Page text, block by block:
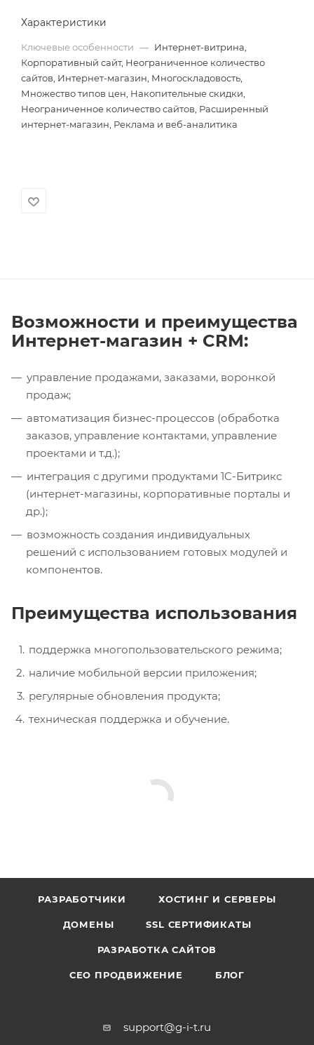
Характеристики
Ключевые особенности — Интернет-витрина,
Корпоративный сайт, Неограниченное количество
сайтов, Интернет-магазин, Многоскладовость,
Множество типов цен, Накопительные скидки,
Неограниченное количество сайтов, Расширенный
интернет-магазин, Реклама и веб-аналитика
Возможности и преимущества
Интернет-магазин + CRM:
управление продажами, заказами, воронкой
продаж;
автоматизация бизнес-процессов (обработка
заказов, управление контактами, управление
проектами и т.д.);
интеграция с другими продуктами 1C-Битрикс
(интернет-магазины, корпоративные порталы и
др.);
возможность создания индивидуальных
решений с использованием готовых модулей и
компонентов.
Преимущества использования
поддержка многопользовательского режима;
наличие мобильной версии приложения;
регулярные обновления продукта;
техническая поддержка и обучение.
РАЗРАБОТЧИКИ ХОСТИНГ И СЕРВЕРЫ
ДОМЕНЫ SSL СЕРТИФИКАТЫ
РАЗРАБОТКА САЙТОВ
СЕО ПРОДВИЖЕНИЕ БЛОГ
support@g-i-t.ru